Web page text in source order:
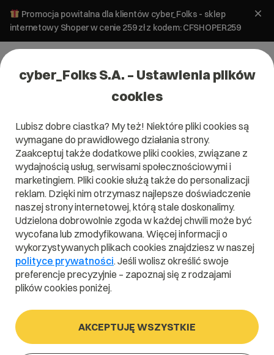
Promocja powitalna dla klientów cyber_Folks - sklep
internetowy Shoper w cenie 259 zł z kodem: CFSHOPER259
Domena .red
Pobudź zmysły
.red
Szukaj
cyber_Folks S.A. – Ustawienia plików
cookies
Lubisz dobre ciastka? My też! Niektóre pliki cookies są
wymagane do prawidłowego działania strony.
Zaakceptuj także dodatkowe pliki cookies, związane z
wydajnością usług, serwisami społecznościowymi i
marketingiem. Pliki cookie służą także do personalizacji
reklam. Dzięki nim otrzymasz najlepsze doświadczenie
naszej strony internetowej, którą stale doskonalimy.
Udzielona dobrowolnie zgoda w każdej chwili może być
wycofana lub zmodyfikowana. Więcej informacji o
wykorzystywanych plikach cookies znajdziesz w naszej
polityce prywatności. Jeśli wolisz określić swoje
preferencje precyzyjnie – zapoznaj się z rodzajami
plików cookies poniżej.
AKCEPTUJĘ WSZYSTKIE